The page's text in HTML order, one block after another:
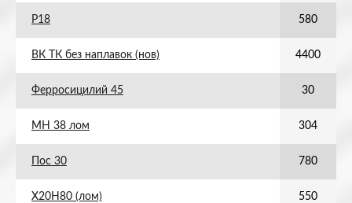
Р18 580
ВК ТК без наплавок (нов) 4400
Ферросицилий 45 30
МН 38 лом 304
Пос 30 780
Х20Н80 (лом) 550